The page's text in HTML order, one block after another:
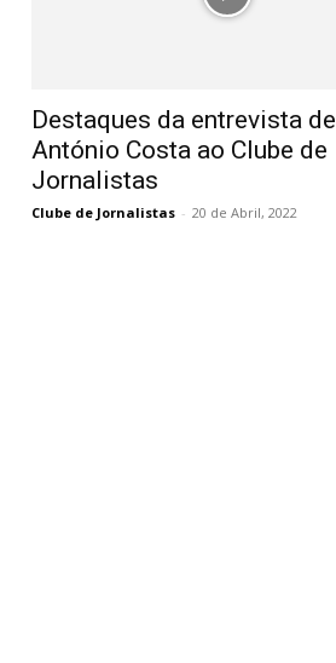
Destaques da entrevista de
António Costa ao Clube de
Jornalistas
Clube de Jornalistas - 20 de Abril, 2022